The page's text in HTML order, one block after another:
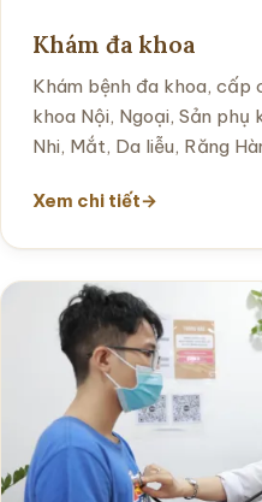
Khám đa khoa
Khám bệnh đa khoa, cấp
khoa Nội, Ngoại, Sản phụ
Nhi, Mắt, Da liễu, Răng
Xem chi tiết